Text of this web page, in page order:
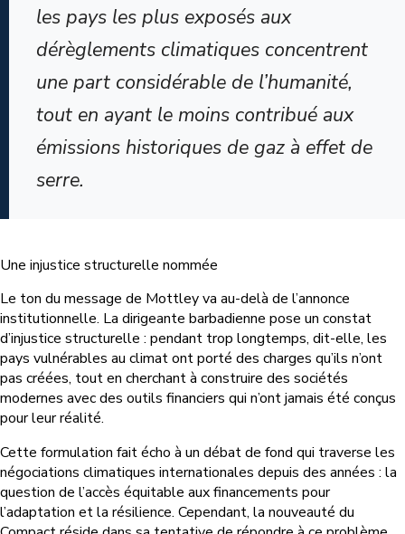
les pays les plus exposés aux
dérèglements climatiques concentrent
une part considérable de l’humanité,
tout en ayant le moins contribué aux
émissions historiques de gaz à effet de
serre.
Une injustice structurelle nommée
Le ton du message de Mottley va au-delà de l’annonce
institutionnelle. La dirigeante barbadienne pose un constat
d’injustice structurelle : pendant trop longtemps, dit-elle, les
pays vulnérables au climat ont porté des charges qu’ils n’ont
pas créées, tout en cherchant à construire des sociétés
modernes avec des outils financiers qui n’ont jamais été conçus
pour leur réalité.
Cette formulation fait écho à un débat de fond qui traverse les
négociations climatiques internationales depuis des années : la
question de l’accès équitable aux financements pour
l’adaptation et la résilience. Cependant, la nouveauté du